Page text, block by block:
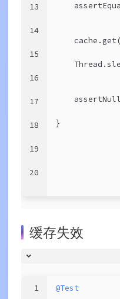
13
14
15
16
17
18
19
20
    cache.get(
}
缓存失效
1 @Test